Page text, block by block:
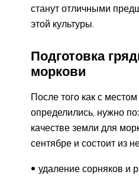
станут отличными
этой культуры.
Подготовка
моркови
После того как с
определились, нужно
качестве земли для
сентябре и состоит из
удаление сорняков и